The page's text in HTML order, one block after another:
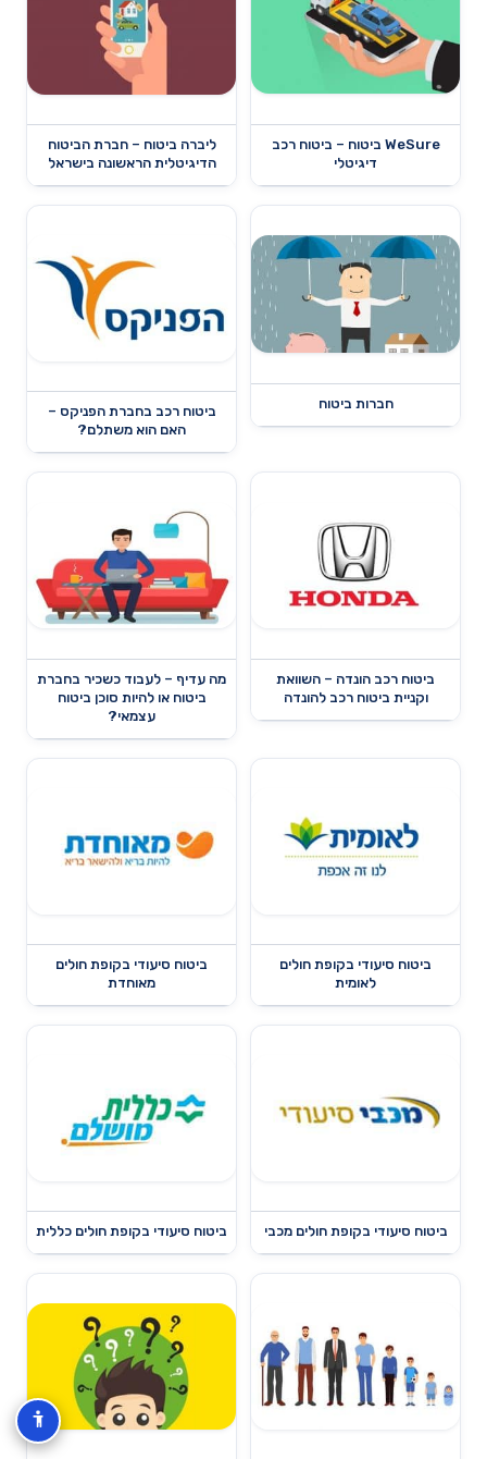
WeSure ביטוח – ביטוח רכב
דיגיטלי
ליברה ביטוח – חברת הביטוח
הדיגיטלית הראשונה בישראל
חברות ביטוח
ביטוח רכב בחברת הפניקס –
האם הוא משתלם?
ביטוח רכב הונדה – השוואת
וקניית ביטוח רכב להונדה
מה עדיף – לעבוד כשכיר בחברת
ביטוח או להיות סוכן ביטוח
עצמאי?
ביטוח סיעודי בקופת חולים
לאומית
ביטוח סיעודי בקופת חולים
מאוחדת
ביטוח סיעודי בקופת חולים מכבי ביטוח סיעודי בקופת חולים כללית